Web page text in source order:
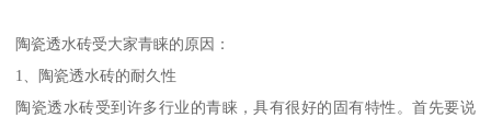
陶瓷透水砖受大家青睐的原因：
1、陶瓷透水砖的耐久性
陶瓷透水砖受到许多行业的青睐，具有很好的固有特性。首先要说